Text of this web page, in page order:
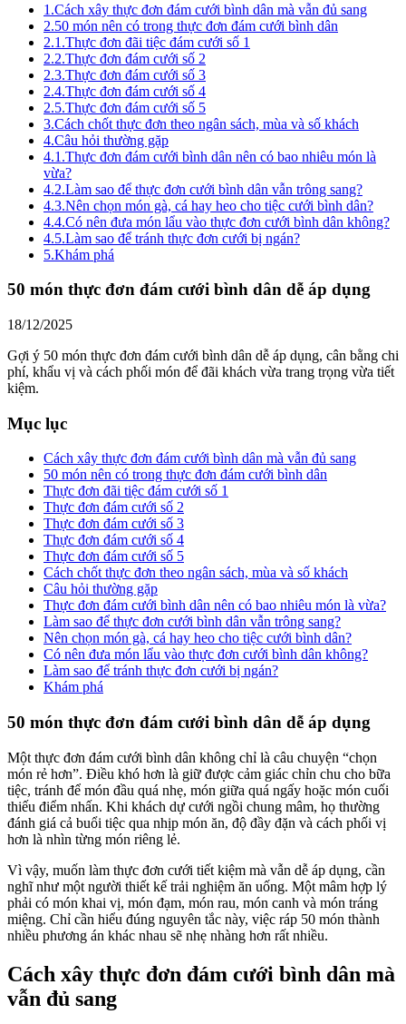
1.Cách xây thực đơn đám cưới bình dân mà vẫn đủ sang
2.50 món nên có trong thực đơn đám cưới bình dân
2.1.Thực đơn đãi tiệc đám cưới số 1
2.2.Thực đơn đám cưới số 2
2.3.Thực đơn đám cưới số 3
2.4.Thực đơn đám cưới số 4
2.5.Thực đơn đám cưới số 5
3.Cách chốt thực đơn theo ngân sách, mùa và số khách
4.Câu hỏi thường gặp
4.1.Thực đơn đám cưới bình dân nên có bao nhiêu món là
vừa?
4.2.Làm sao để thực đơn cưới bình dân vẫn trông sang?
4.3.Nên chọn món gà, cá hay heo cho tiệc cưới bình dân?
4.4.Có nên đưa món lẩu vào thực đơn cưới bình dân không?
4.5.Làm sao để tránh thực đơn cưới bị ngán?
5.Khám phá
50 món thực đơn đám cưới bình dân dễ áp dụng
18/12/2025
Gợi ý 50 món thực đơn đám cưới bình dân dễ áp dụng, cân bằng chi
phí, khẩu vị và cách phối món để đãi khách vừa trang trọng vừa tiết
kiệm.
Mục lục
Cách xây thực đơn đám cưới bình dân mà vẫn đủ sang
50 món nên có trong thực đơn đám cưới bình dân
Thực đơn đãi tiệc đám cưới số 1
Thực đơn đám cưới số 2
Thực đơn đám cưới số 3
Thực đơn đám cưới số 4
Thực đơn đám cưới số 5
Cách chốt thực đơn theo ngân sách, mùa và số khách
Câu hỏi thường gặp
Thực đơn đám cưới bình dân nên có bao nhiêu món là vừa?
Làm sao để thực đơn cưới bình dân vẫn trông sang?
Nên chọn món gà, cá hay heo cho tiệc cưới bình dân?
Có nên đưa món lẩu vào thực đơn cưới bình dân không?
Làm sao để tránh thực đơn cưới bị ngán?
Khám phá
50 món thực đơn đám cưới bình dân dễ áp dụng
Một thực đơn đám cưới bình dân không chỉ là câu chuyện “chọn
món rẻ hơn”. Điều khó hơn là giữ được cảm giác chỉn chu cho bữa
tiệc, tránh để món đầu quá nhẹ, món giữa quá ngấy hoặc món cuối
thiếu điểm nhấn. Khi khách dự cưới ngồi chung mâm, họ thường
đánh giá cả buổi tiệc qua nhịp món ăn, độ đầy đặn và cách phối vị
hơn là nhìn từng món riêng lẻ.
Vì vậy, muốn làm thực đơn cưới tiết kiệm mà vẫn dễ áp dụng, cần
nghĩ như một người thiết kế trải nghiệm ăn uống. Một mâm hợp lý
phải có món khai vị, món đạm, món rau, món canh và món tráng
miệng. Chỉ cần hiểu đúng nguyên tắc này, việc ráp 50 món thành
nhiều phương án khác nhau sẽ nhẹ nhàng hơn rất nhiều.
Cách xây thực đơn đám cưới bình dân mà
vẫn đủ sang